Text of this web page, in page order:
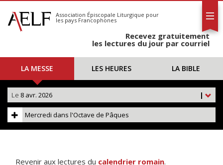
S'abonner
Calendrier
Association Épiscopale Liturgique pour
les pays Francophones
Recevez gratuitement
les lectures du jour par courriel
LA MESSE LES HEURES LA BIBLE
|
Le 8 avr. 2026
Mercredi dans l'Octave de Pâques
Revenir aux lectures du calendrier romain.